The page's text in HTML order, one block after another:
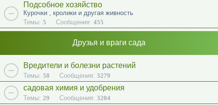
Подсобное хозяйство
Курочки , кролики и другая живность
Темы: 5 Сообщения: 455
Друзья и враги сада
Вредители и болезни растений
Темы: 58 Сообщения: 3279
садовая химия и удобрения
Темы: 29 Сообщения: 3204